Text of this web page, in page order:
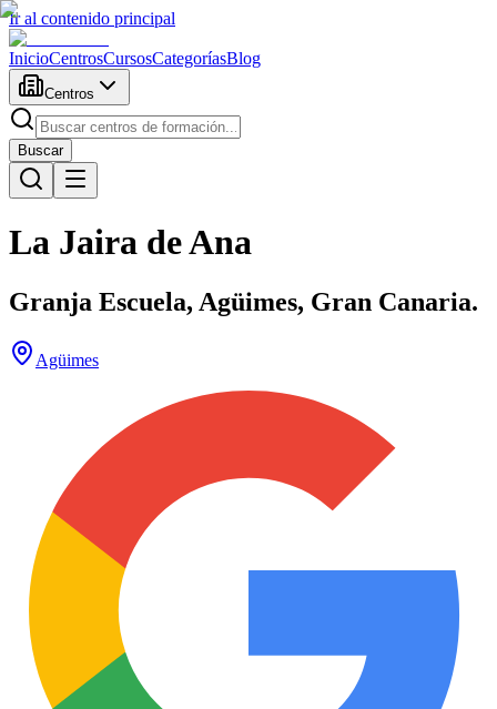
Ir al contenido principal
InicioCentrosCursosCategoríasBlog
Centros
Buscar
La Jaira de Ana
Granja Escuela, Agüimes, Gran Canaria.
Agüimes